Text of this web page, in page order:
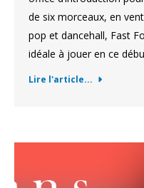
de six morceaux, en
pop et dancehall, Fast
idéale à jouer en ce
Lire l'article...